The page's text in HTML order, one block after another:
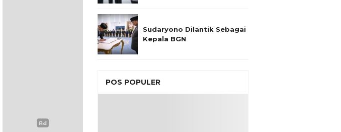
Sudaryono Dilantik Sebagai
Kepala BGN
POS POPULER